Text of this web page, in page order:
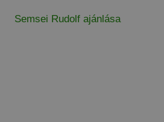
Semsei Rudolf ajánlása